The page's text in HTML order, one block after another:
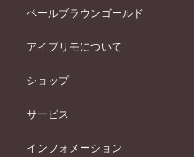
ペールブラウンゴールド
V字ライン
ワンサイドメレ
ダブルサイドメレ
フェミニン
モード
50万円台～
40万円台～
30万円台～
婚約指輪 人気ランキング
婚約ネックレス
ダイヤモンドシェイプコレクション
ピンクゴールド
ペールブラウンゴールド
ウェーブライン
V字ライン
ワンメレ
セベラルメレ
フェミニン
モード
50万円～
40万円～50万円
30万円～40万円
ピンクゴールド
ペールブラウンゴールド
ピンクゴールド
ペールブラウンゴールド
アニバーサリージュエリー一覧
ファッションリング
ブレスレット
コンセプトシリーズ
オリジンビリーフ
エトワル
スワハ
ペールブラウンゴールド
アイプリモについて
アイプリモについて
パーソナルハンド診断
デザインへのこだわり
ショップ
店舗一覧
北海道
サービス
プロポーズサポート
インフォメーション